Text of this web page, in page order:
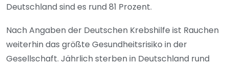
Deutschland sind es rund 81 Prozent.
Nach Angaben der Deutschen Krebshilfe ist Rauchen
weiterhin das größte Gesundheitsrisiko in der
Gesellschaft. Jährlich sterben in Deutschland rund